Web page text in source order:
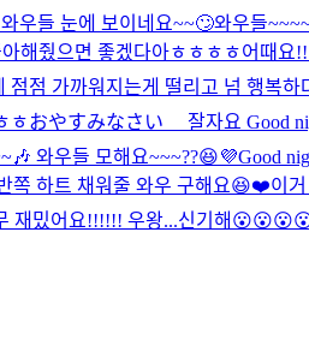
우들 눈에 보이네요~~🙄와우들
해줬으면 좋겠다아ㅎㅎㅎㅎ어때요
점 가까워지는게 떨리고 넘 행복하
ㅎおやすみなさい 잘자요 Good
와우들 모해요~~~??😆💜Good
쪽 하트 채워줄 와우 구해요😆❤️이
재밌어요!!!!!! 우왕...신기해